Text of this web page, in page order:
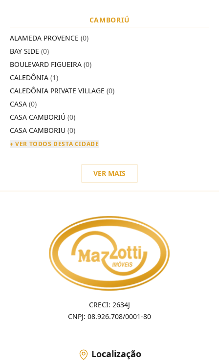
CAMBORIÚ
ALAMEDA PROVENCE (0)
BAY SIDE (0)
BOULEVARD FIGUEIRA (0)
CALEDÔNIA (1)
CALEDÔNIA PRIVATE VILLAGE (0)
CASA (0)
CASA CAMBORIÚ (0)
CASA CAMBORIU (0)
+ VER TODOS DESTA CIDADE
VER MAIS
CRECI: 2634J
CNPJ: 08.926.708/0001-80
Localização